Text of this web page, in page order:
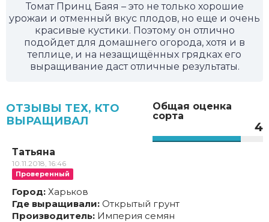
Томат Принц Баяя – это не только хорошие
урожаи и отменный вкус плодов, но еще и очень
красивые кустики. Поэтому он отлично
подойдет для домашнего огорода, хотя и в
теплице, и на незащищённых грядках его
выращивание даст отличные результаты.
Общая оценка
сорта
4
ОТЗЫВЫ ТЕХ, КТО
ВЫРАЩИВАЛ
Татьяна
10.11.2018, 16:46
Проверенный
Город: Харьков
Где выращивали: Открытый грунт
Производитель: Империя семян